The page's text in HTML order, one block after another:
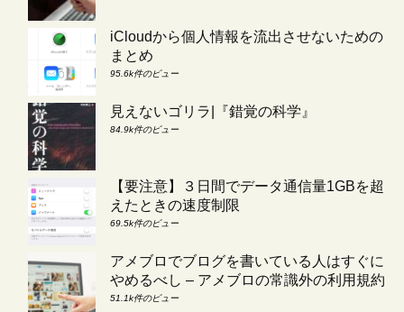
iCloudから個人情報を流出させないための
まとめ
95.6k件のビュー
見えないゴリラ|『錯覚の科学』
84.9k件のビュー
【要注意】３日間でデータ通信量1GBを超
えたときの速度制限
69.5k件のビュー
アメブロでブログを書いている人はすぐに
やめるべし – アメブロの常識外の利用規約
51.1k件のビュー